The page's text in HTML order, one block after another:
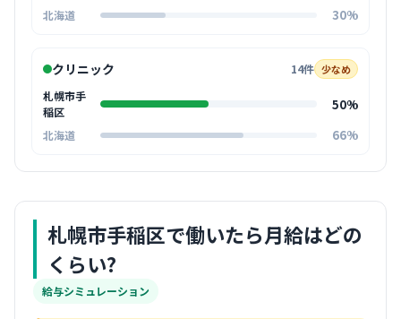
北海道 30%
クリニック 14件 少なめ
札幌市手
稲区
50%
北海道 66%
札幌市手稲区で働いたら月給はどの
くらい?
給与シミュレーション